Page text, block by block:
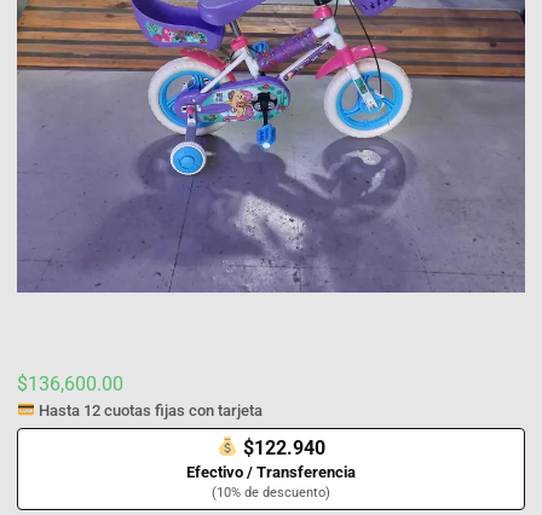
$136,600.00
Hasta 12 cuotas fijas con tarjeta
$122.940
Efectivo / Transferencia
(10% de descuento)